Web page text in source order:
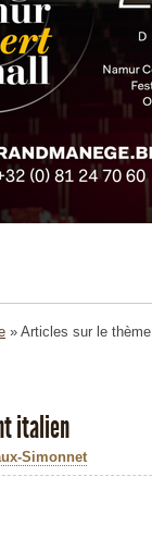
» Articles sur le thème
italien
Simonnet